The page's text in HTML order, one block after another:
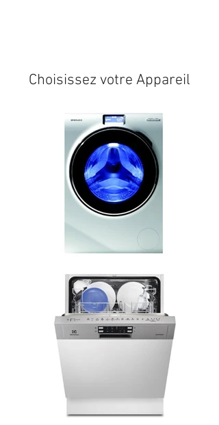
Choisissez votre Appareil